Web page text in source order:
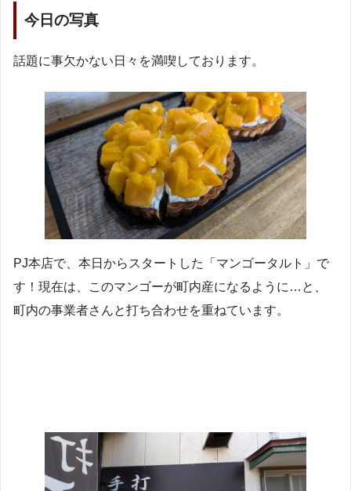
今日の写真
話題に事欠かない日々を満喫しております。
PJ本店で、本日からスタートした「マンゴータルト」で
す！現在は、このマンゴーが町内産になるように…と、
町内の事業者さんと打ち合わせを重ねています。